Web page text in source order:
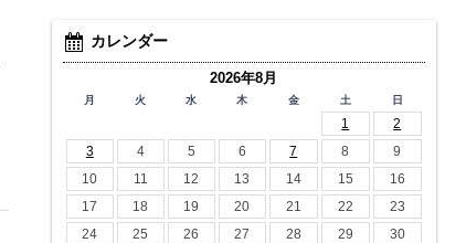
カレンダー
2026年8月
月 火 水 木 金 土 日
1
2
3
4 5 6 7 8
9
10
11 12 13 14 15
16
17
18 19 20 21 22
23
24
25 26 27 28 29
30